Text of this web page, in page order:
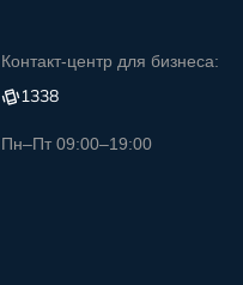
Контакт-центр для бизнеса:
1338
Пн–Пт 09:00–19:00